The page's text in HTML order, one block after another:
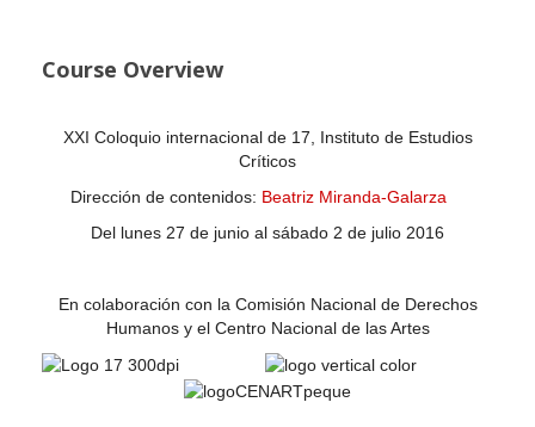
Course Overview
XXI Coloquio internacional de 17, Instituto de Estudios
Críticos
Dirección de contenidos: Beatriz Miranda-Galarza
Del lunes 27 de junio al sábado 2 de julio 2016
En colaboración con la Comisión Nacional de Derechos
Humanos y el Centro Nacional de las Artes